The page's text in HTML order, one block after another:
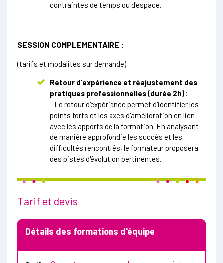
contraintes de temps ou d'espace.
SESSION COMPLEMENTAIRE :
(tarifs et modalités sur demande)
Retour d'expérience et réajustement des
pratiques professionnelles (durée 2h) :
- Le retour d'expérience permet d'identifier les
points forts et les axes d'amélioration en lien
avec les apports de la formation. En analysant
de manière approfondie les succès et les
difficultés rencontrés, le formateur proposera
des pistes d'évolution pertinentes.
Tarif et devis
Détails des formations d'équipe